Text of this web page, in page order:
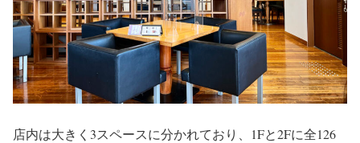
店内は大きく3スペースに分かれており、1Fと2Fに全126